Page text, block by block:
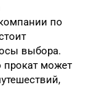
по
выбора.
прокат может